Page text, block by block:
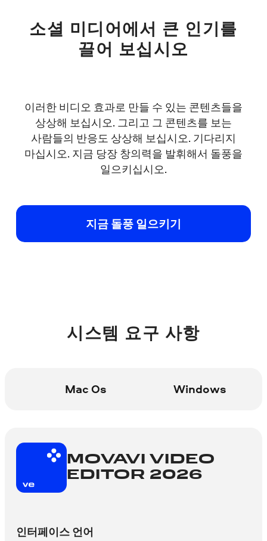
소셜 미디어에서 큰 인기를
끌어 보십시오
이러한 비디오 효과로 만들 수 있는 콘텐츠들을
상상해 보십시오. 그리고 그 콘텐츠를 보는
사람들의 반응도 상상해 보십시오. 기다리지
마십시오. 지금 당장 창의력을 발휘해서 돌풍을
일으키십시오.
지금 돌풍 일으키기
시스템 요구 사항
Mac Os Windows
MOVAVI VIDEO
EDITOR 2026
인터페이스 언어